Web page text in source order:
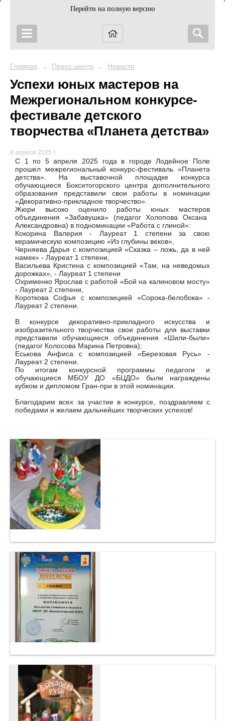
Перейти на полную версию
Главная → Пресс-центр → Новости
Успехи юных мастеров на
Межрегиональном конкурсе-
фестивале детского
творчества «Планета детства»
8 апреля 2025 г.
С 1 по 5 апреля 2025 года в городе Лодейное Поле
прошел межрегиональный конкурс-фестиваль «Планета
детства». На выставочной площадке конкурса
обучающиеся Бокситогорского центра дополнительного
образования представили свои работы в номинации
«Декоративно-прикладное творчество».
Жюри высоко оценило работы юных мастеров
объединения «Забавушка» (педагог Холопова Оксана
Александровна) в подноминации «Работа с глиной»:
Кокорина Валерия - Лауреат 1 степени за свою
керамическую композицию «Из глубины веков»,
Черняева Дарья с композицией «Сказка – ложь, да в ней
намек» - Лауреат 1 степени,
Васильева Кристина с композицией «Там, на неведомых
дорожках», - Лауреат 1 степени
Охрименко Ярослав с работой «Бой на калиновом мосту»
- Лауреат 2 степени,
Короткова Софья с композицией «Сорока-белобока» -
Лауреат 2 степени.
В конкурсе декоративно-прикладного искусства и
изобразительного творчества свои работы для выставки
представили обучающиеся объединения «Шили-были»
(педагог Колосова Марина Петровна):
Еськова Анфиса с композицией «Березовая Русь» -
Лауреат 2 степени.
По итогам конкурсной программы педагоги и
обучающиеся МБОУ ДО «БЦДО» были награждены
кубком и дипломом Гран-при в этой номинации.
Благодарим всех за участие в конкурсе, поздравляем с
победами и желаем дальнейших творческих успехов!